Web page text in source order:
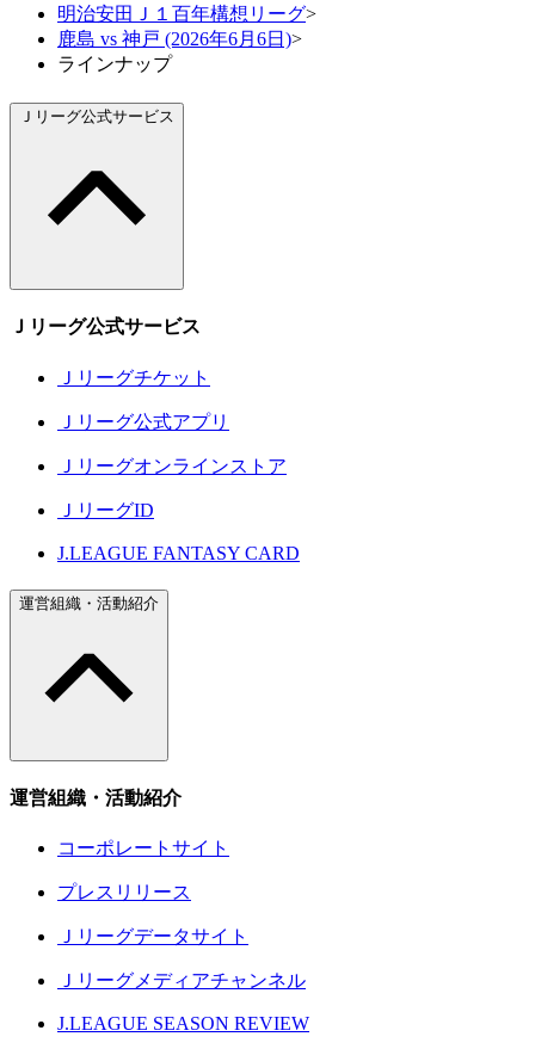
明治安田Ｊ１百年構想リーグ>
鹿島 vs 神戸 (2026年6月6日)>
ラインナップ
Ｊリーグ公式サービス
Ｊリーグ公式サービス
Ｊリーグチケット
Ｊリーグ公式アプリ
Ｊリーグオンラインストア
ＪリーグID
J.LEAGUE FANTASY CARD
運営組織・活動紹介
運営組織・活動紹介
コーポレートサイト
プレスリリース
Ｊリーグデータサイト
Ｊリーグメディアチャンネル
J.LEAGUE SEASON REVIEW